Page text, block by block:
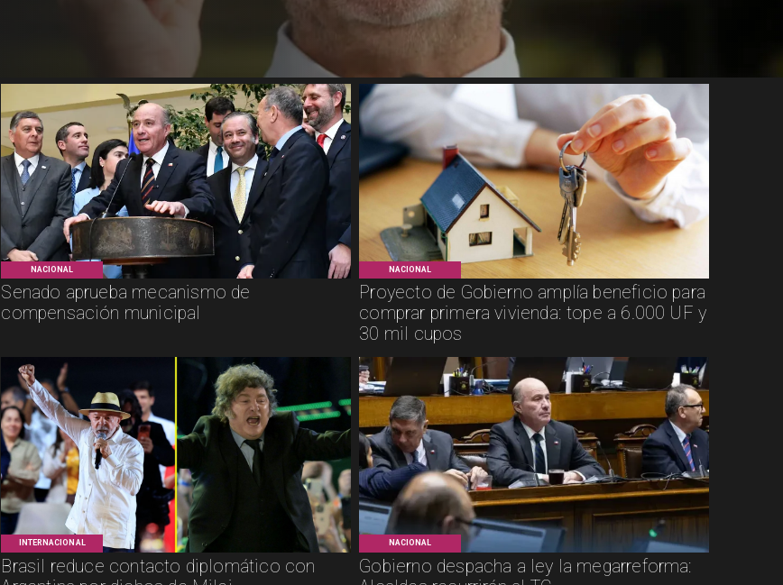
NACIONAL
Senado aprueba mecanismo de
compensación municipal
NACIONAL
Proyecto de Gobierno amplía beneficio para
comprar primera vivienda: tope a 6.000 UF y
30 mil cupos
INTERNACIONAL
Brasil reduce contacto diplomático con
NACIONAL
Gobierno despacha a ley la megarreforma: